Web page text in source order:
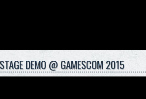
DEMO @ GAMESCOM 2015